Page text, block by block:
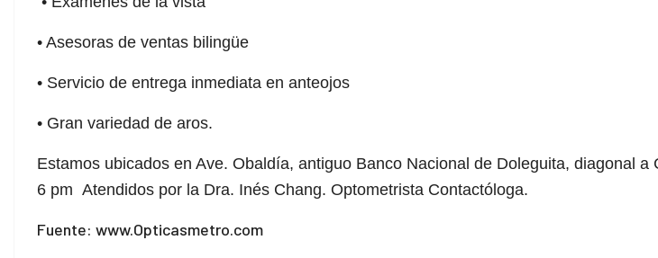
• Asesoras de ventas bilingüe
• Servicio de entrega inmediata en anteojos
• Gran variedad de aros.
Estamos ubicados en Ave. Obaldía, antiguo Banco Nacional de Doleguita, diagonal
6 pm Atendidos por la Dra. Inés Chang. Optometrista Contactóloga.
Fuente: www.Opticasmetro.com